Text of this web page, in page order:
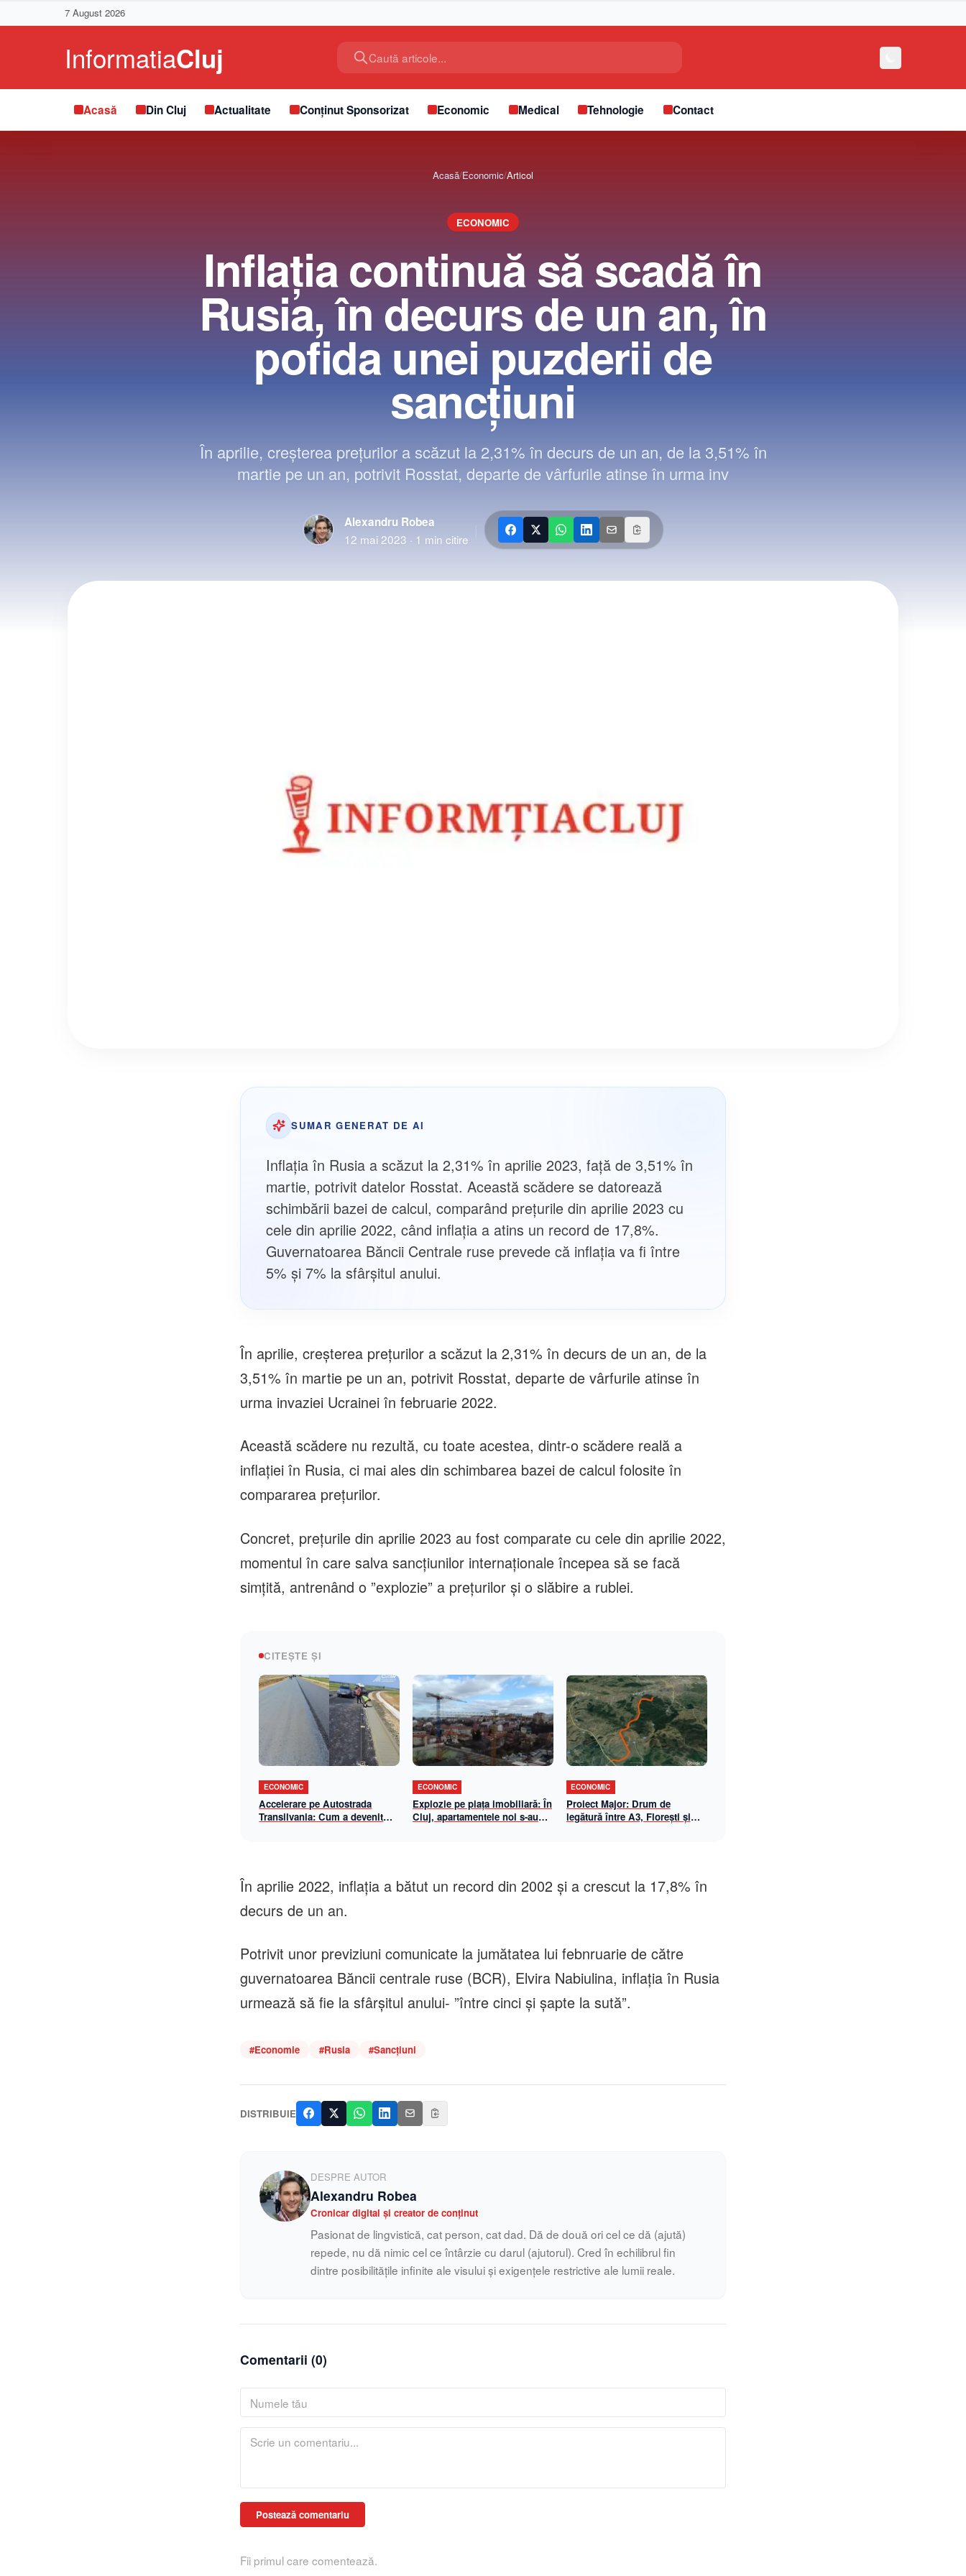
7 August 2026
Caută articole...
Acasă Din Cluj Actualitate Conținut Sponsorizat Economic Medical Tehnologie Contact
Acasă/Economic/Articol
ECONOMIC
Inflaţia continuă să scadă în
Rusia, în decurs de un an, în
pofida unei puzderii de
sancţiuni
În aprilie, creşterea preţurilor a scăzut la 2,31% în decurs de un an, de la 3,51% în
martie pe un an, potrivit Rosstat, departe de vârfurile atinse în urma inv
Alexandru Robea
12 mai 2023 · 1 min citire
SUMAR GENERAT DE AI
Inflația în Rusia a scăzut la 2,31% în aprilie 2023, față de 3,51% în
martie, potrivit datelor Rosstat. Această scădere se datorează
schimbării bazei de calcul, comparând prețurile din aprilie 2023 cu
cele din aprilie 2022, când inflația a atins un record de 17,8%.
Guvernatoarea Băncii Centrale ruse prevede că inflația va fi între
5% și 7% la sfârșitul anului.
În aprilie, creşterea preţurilor a scăzut la 2,31% în decurs de un an, de la
3,51% în martie pe un an, potrivit Rosstat, departe de vârfurile atinse în
urma invaziei Ucrainei în februarie 2022.
Această scădere nu rezultă, cu toate acestea, dintr-o scădere reală a
inflaţiei în Rusia, ci mai ales din schimbarea bazei de calcul folosite în
compararea preţurilor.
Concret, preţurile din aprilie 2023 au fost comparate cu cele din aprilie 2022,
momentul în care salva sancţiunilor internaţionale începea să se facă
simţită, antrenând o ”explozie” a preţurilor şi o slăbire a rublei.
CITEȘTE ȘI
ECONOMIC
Accelerare pe Autostrada
Transilvania: Cum a devenit
ECONOMIC
Explozie pe piața imobiliară: În
Cluj, apartamentele noi s-au
ECONOMIC
Proiect Major: Drum de
legătură între A3, Florești și
În aprilie 2022, inflaţia a bătut un record din 2002 şi a crescut la 17,8% în
decurs de un an.
Potrivit unor previziuni comunicate la jumătatea lui febnruarie de către
guvernatoarea Băncii centrale ruse (BCR), Elvira Nabiulina, inflaţia în Rusia
urmează să fie la sfârşitul anului- ”între cinci şi şapte la sută”.
#Economie #Rusia #Sancțiuni
DISTRIBUIE
DESPRE AUTOR
Alexandru Robea
Cronicar digital și creator de conținut
Pasionat de lingvistică, cat person, cat dad. Dă de două ori cel ce dă (ajută)
repede, nu dă nimic cel ce întârzie cu darul (ajutorul). Cred în echilibrul fin
dintre posibilitățile infinite ale visului și exigențele restrictive ale lumii reale.
Comentarii (0)
Postează comentariu
Fii primul care comentează.